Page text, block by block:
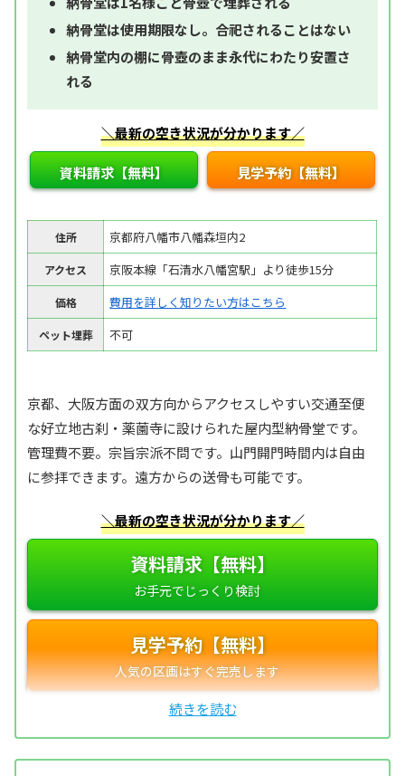
納骨堂は使用期限なし。合祀されることはない
納骨堂内の棚に骨壺のまま永代にわたり安置さ
れる
＼最新の空き状況が分かります／
資料請求【無料】 見学予約【無料】
住所 京都府八幡市八幡森垣内2
アクセス 京阪本線「石清水八幡宮駅」より徒歩15分
価格 費用を詳しく知りたい方はこちら
ペット埋葬 不可
京都、大阪方面の双方向からアクセスしやすい交通至便
な好立地古刹・薬薗寺に設けられた屋内型納骨堂です。
管理費不要。宗旨宗派不問です。山門開門時間内は自由
に参拝できます。​遠方からの送骨も可能です。
＼最新の空き状況が分かります／
資料請求【無料】
見学予約【無料】